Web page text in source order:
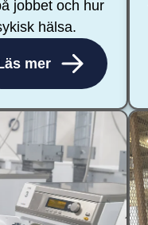
jobbet och hur
hälsa.
mer